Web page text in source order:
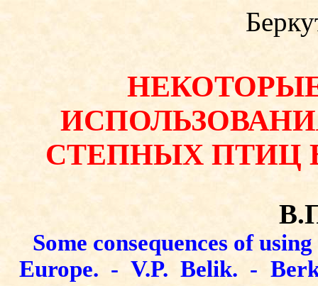
СТЕПНЫХ ПТИЦ
В.
Some consequences of
Europe. - V.P. Belik. -